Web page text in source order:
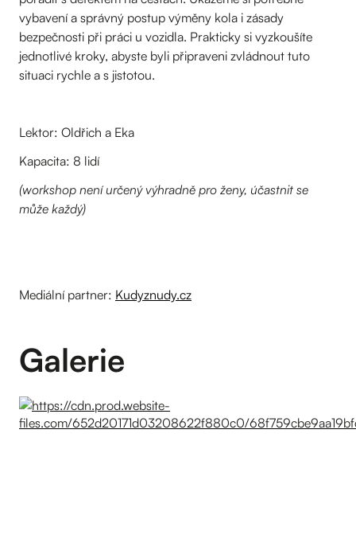
vybavení a správný postup výměny kola i zásady
bezpečnosti při práci u vozidla. Prakticky si vyzkoušíte
jednotlivé kroky, abyste byli připraveni zvládnout tuto
situaci rychle a s jistotou.
Lektor: Oldřich a Eka
Kapacita: 8 lidí
(workshop není určený výhradně pro ženy, účastnit se
může každý)
Mediální partner: Kudyznudy.cz
Galerie